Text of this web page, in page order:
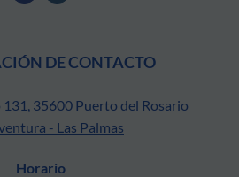
DE CONTACTO
35600 Puerto del Rosario
- Las Palmas
Horario